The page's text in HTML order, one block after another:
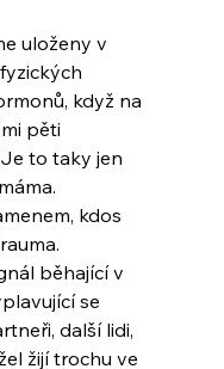
uloženy v
když na
pěti
to taky jen
kdos
běhající v
se
další lidi,
žijí trochu ve